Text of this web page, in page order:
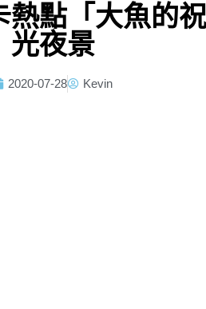
點「大魚的
光夜景
2020-07-28 Kevin